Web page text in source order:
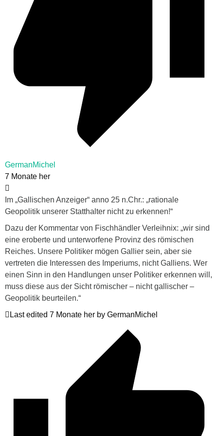
GermanMichel
7 Monate her
Im „Gallischen Anzeiger“ anno 25 n.Chr.: „rationale
Geopolitik unserer Statthalter nicht zu erkennen!“
Dazu der Kommentar von Fischhändler Verleihnix: „wir sind
eine eroberte und unterworfene Provinz des römischen
Reiches. Unsere Politiker mögen Gallier sein, aber sie
vertreten die Interessen des Imperiums, nicht Galliens. Wer
einen Sinn in den Handlungen unser Politiker erkennen will,
muss diese aus der Sicht römischer – nicht gallischer –
Geopolitik beurteilen.“
Last edited 7 Monate her by GermanMichel